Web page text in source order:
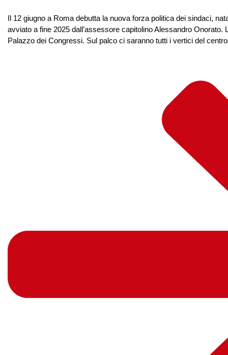
Il 12 giugno a Roma debutta la nuova forza politica dei sindaci,
avviato a fine 2025 dall’assessore capitolino Alessandro
Palazzo dei Congressi. Sul palco ci saranno tutti i vertici del